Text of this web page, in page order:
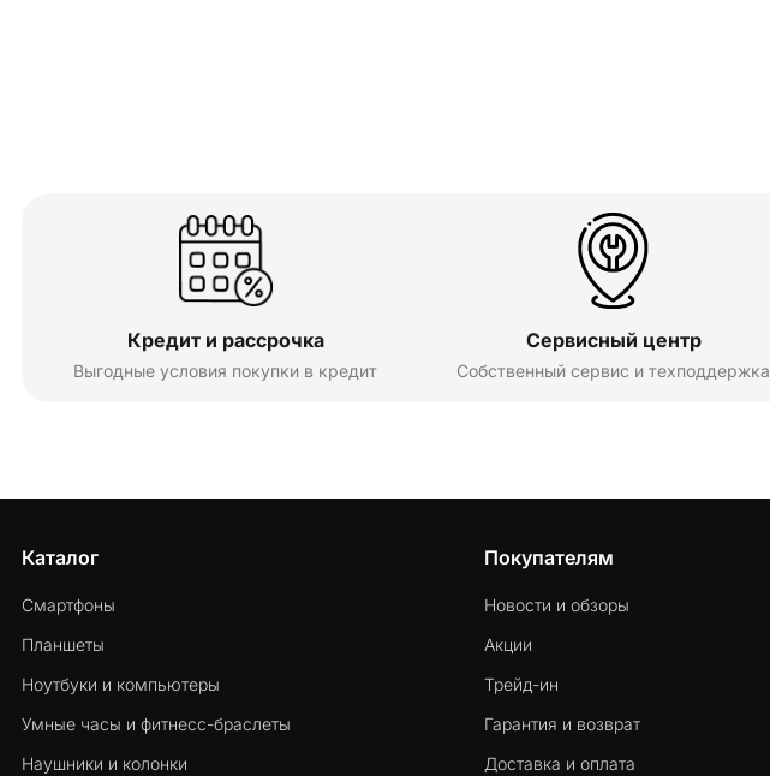
Кредит и рассрочка
Выгодные условия покупки в кредит
Сервисный центр
Собственный сервис и техподдержка
Каталог
Смартфоны
Планшеты
Ноутбуки и компьютеры
Умные часы и фитнесс-браслеты
Наушники и колонки
Покупателям
Новости и обзоры
Акции
Трейд-ин
Гарантия и возврат
Доставка и оплата